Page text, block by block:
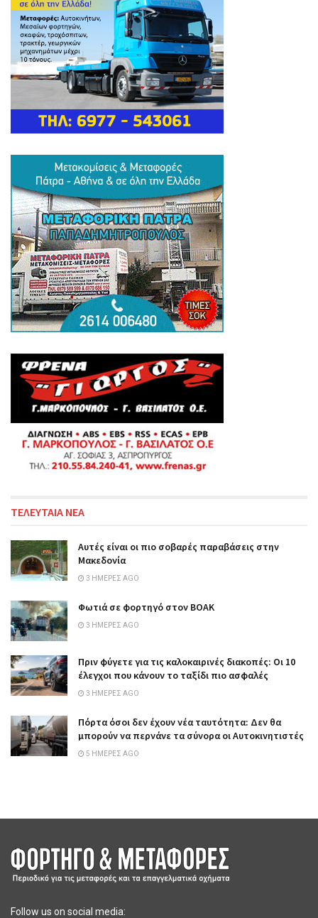
ΤΕΛΕΥΤΑΙΑ ΝΕΑ
Αυτές είναι οι πιο σοβαρές παραβάσεις στην
Μακεδονία
3 ΗΜΈΡΕΣ AGO
Φωτιά σε φορτηγό στον ΒΟΑΚ
3 ΗΜΈΡΕΣ AGO
Πριν φύγετε για τις καλοκαιρινές διακοπές: Οι 10
έλεγχοι που κάνουν το ταξίδι πιο ασφαλές
3 ΗΜΈΡΕΣ AGO
Πόρτα όσοι δεν έχουν νέα ταυτότητα: Δεν θα
μπορούν να περνάνε τα σύνορα οι Αυτοκινητιστές
5 ΗΜΈΡΕΣ AGO
Follow us on social media: